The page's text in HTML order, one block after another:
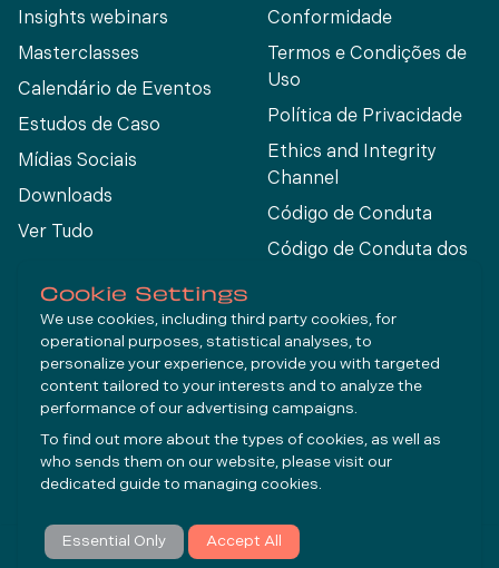
FAZER UMA CONSULTA
Insights webinars
Masterclasses
Calendário de Eventos
Estudos de Caso
Mídias Sociais
Downloads
Ver Tudo
Conformidade
Termos e Condições de
Uso
Política de Privacidade
Ethics and Integrity
Channel
Código de Conduta
Código de Conduta dos
Connect
LinkedIn
YouTube
Inscrever-se
© Molycop 2026 - aTegacompany
Cookie Settings
We use cookies, including third party cookies, for
operational purposes, statistical analyses, to
personalize your experience, provide you with targeted
content tailored to your interests and to analyze the
performance of our advertising campaigns.
To find out more about the types of cookies, as well as
who sends them on our website, please visit our
dedicated guide to managing cookies.
Essential Only Accept All